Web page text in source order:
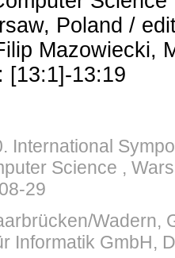
Poland /
Mazowiecki,
[13:1]-13:19
International
Science ,
29
Wadern,
Informatik GmbH,